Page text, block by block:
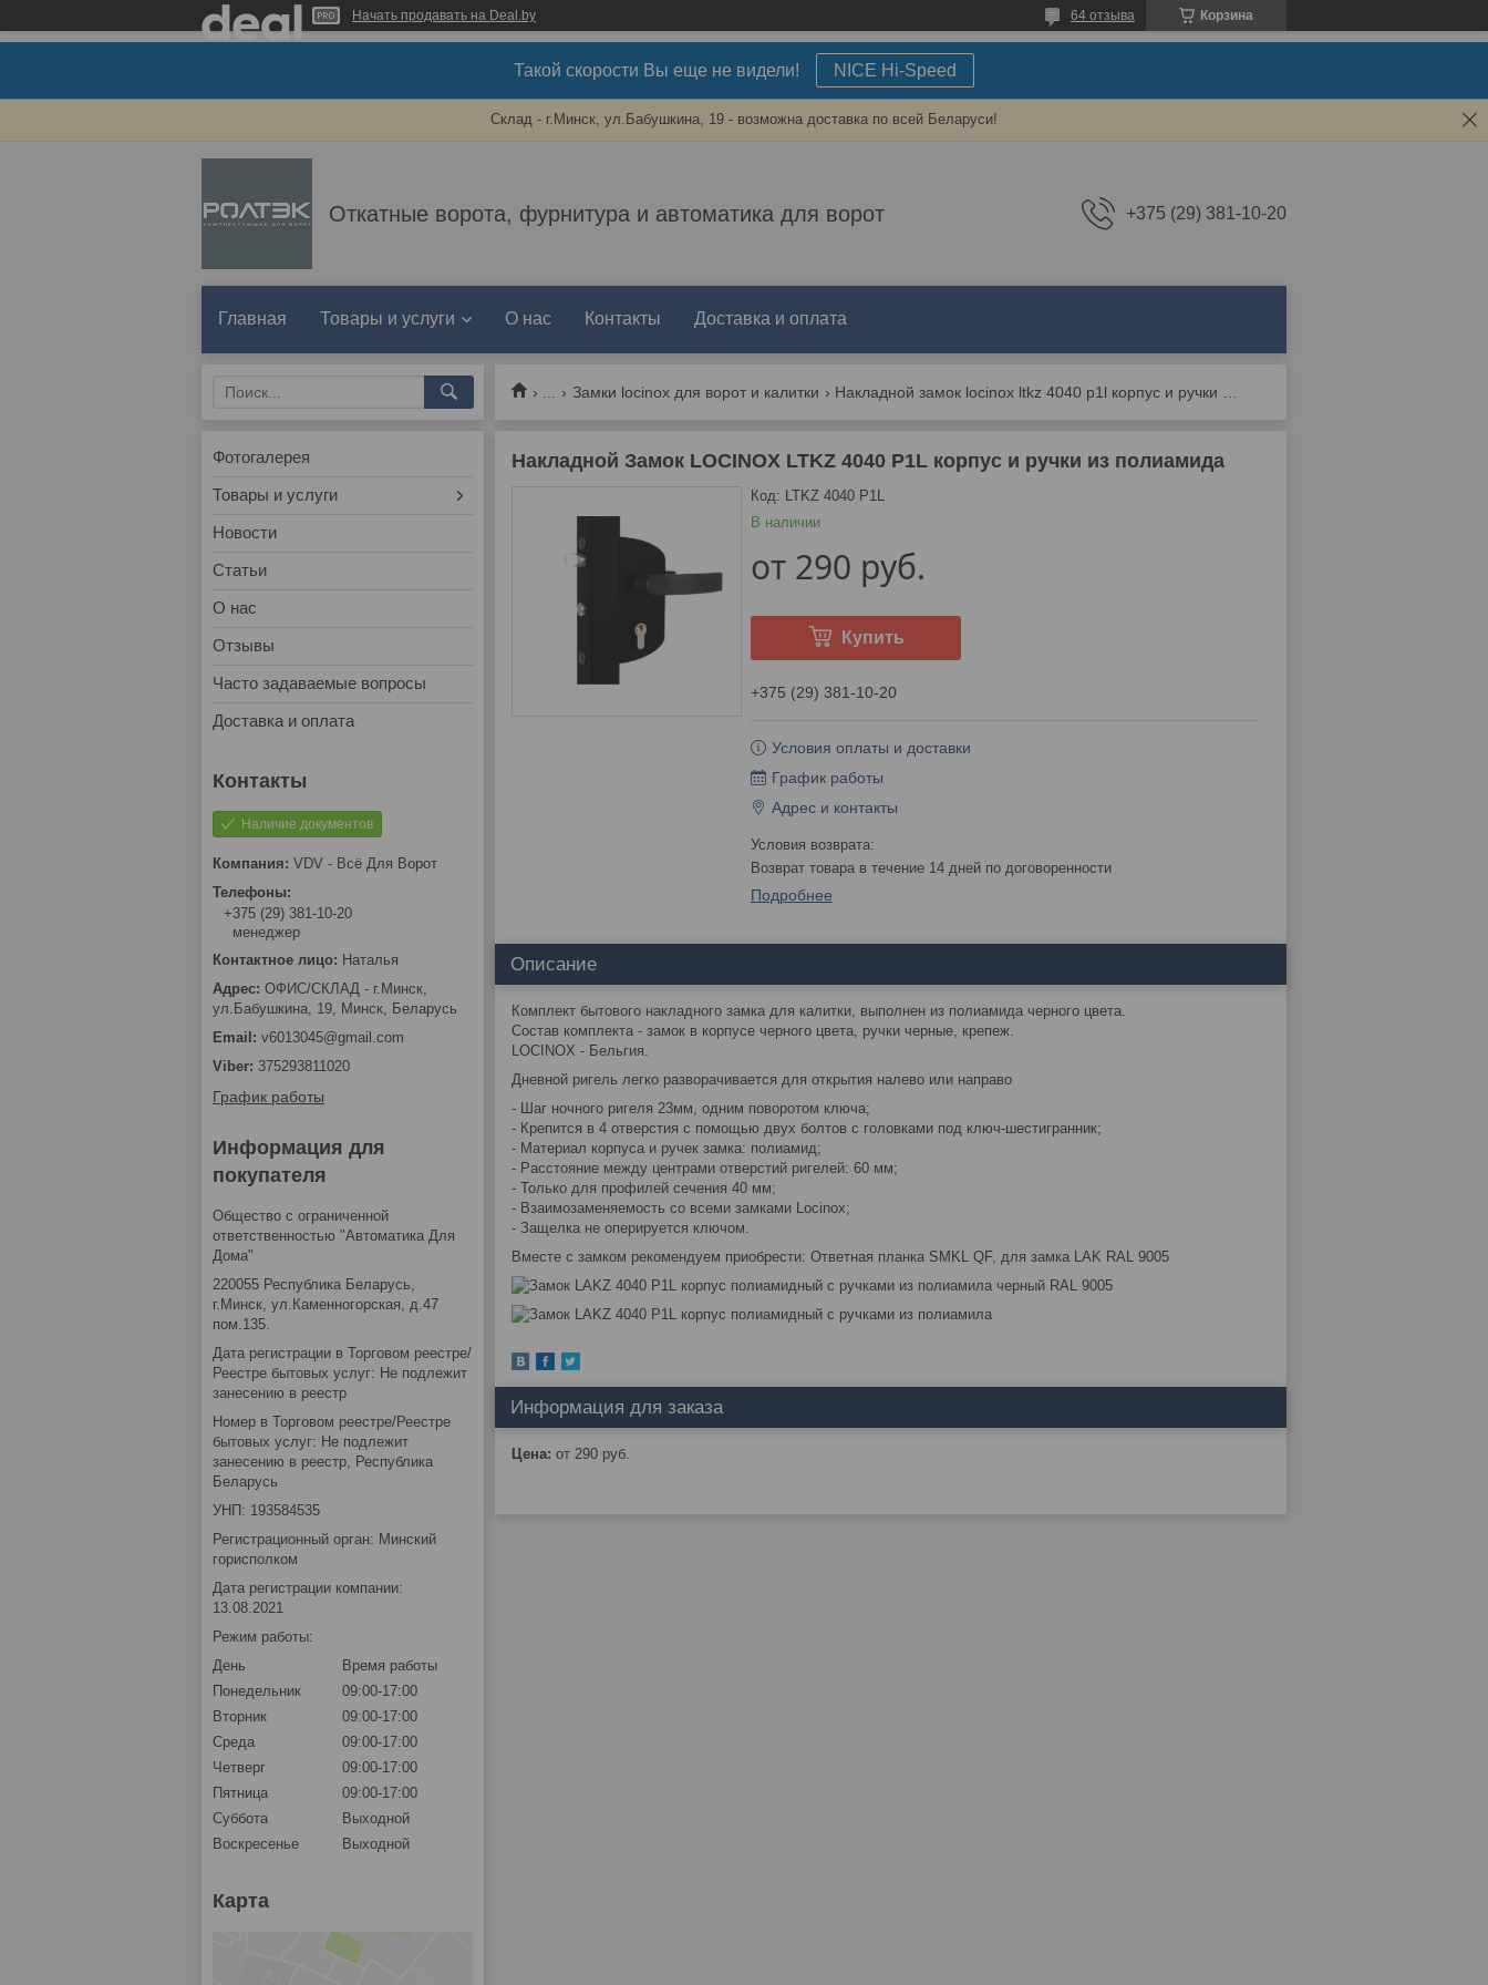
Начать продавать на Deal.by Корзина
64 отзыва
Такой скорости Вы еще не видели! NICE Hi-Speed
Склад - г.Минск, ул.Бабушкина, 19 - возможна доставка по всей Беларуси!
Откатные ворота, фурнитура и автоматика для ворот +375 (29) 381-10-20
Главная Товары и услуги О нас Контакты Доставка и оплата
Замки locinox для ворот и калитки
Накладной Замок LOCINOX LTKZ 4040 P1L корпус и ручки из полиамида
В наличии
Код: LTKZ 4040 P1L
от 290 руб.
Купить
+375 (29) 381-10-20
Условия оплаты и доставки
График работы
Адрес и контакты
возврат товара в течение 14 дней по договоренности
Подробнее
Описание
Комплект бытового накладного замка для калитки, выполнен из полиамида черного цвета.
Состав комплекта - замок в корпусе черного цвета, ручки черные, крепеж.
LOCINOX - Бельгия.
Дневной ригель легко разворачивается для открытия налево или направо
- Шаг ночного ригеля 23мм, одним поворотом ключа;
- Крепится в 4 отверстия с помощью двух болтов с головками под ключ-шестигранник;
- Материал корпуса и ручек замка: полиамид;
- Расстояние между центрами отверстий ригелей: 60 мм;
- Только для профилей сечения 40 мм;
- Взаимозаменяемость со всеми замками Locinox;
- Защелка не оперируется ключом.
Вместе с замком рекомендуем приобрести: Ответная планка SMKL QF, для замка LAK RAL 9005
Информация для заказа
Цена: от 290 руб.
Фотогалерея
Товары и услуги
Новости
Статьи
О нас
Отзывы
Часто задаваемые вопросы
Доставка и оплата
Наличие документов
VDV - Всё Для Ворот
+375 (29) 381-10-20
менеджер
Наталья
ОФИС/СКЛАД - г.Минск,
ул.Бабушкина, 19, Минск, Беларусь
v6013045@gmail.com
375293811020
График работы
Информация для
покупателя
Общество с ограниченной
ответственностью "Автоматика Для
Дома"
220055 Республика Беларусь,
г.Минск, ул.Каменногорская, д.47
пом.135.
Дата регистрации в Торговом реестре/
Реестре бытовых услуг: Не подлежит
занесению в реестр
Номер в Торговом реестре/Реестре
бытовых услуг: Не подлежит
занесению в реестр, Республика
Беларусь
УНП: 193584535
Регистрационный орган: Минский
горисполком
Дата регистрации компании:
13.08.2021
Режим работы:
День
Время работы
Понедельник
09:00-17:00
Вторник
09:00-17:00
Среда
09:00-17:00
Четверг
09:00-17:00
Пятница
09:00-17:00
Суббота
Выходной
Воскресенье
Выходной
Карта